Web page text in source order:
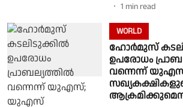
1 min read
WORLD
ഹോർമുസ്
ഉപരോധം
വന്നെന്ന്